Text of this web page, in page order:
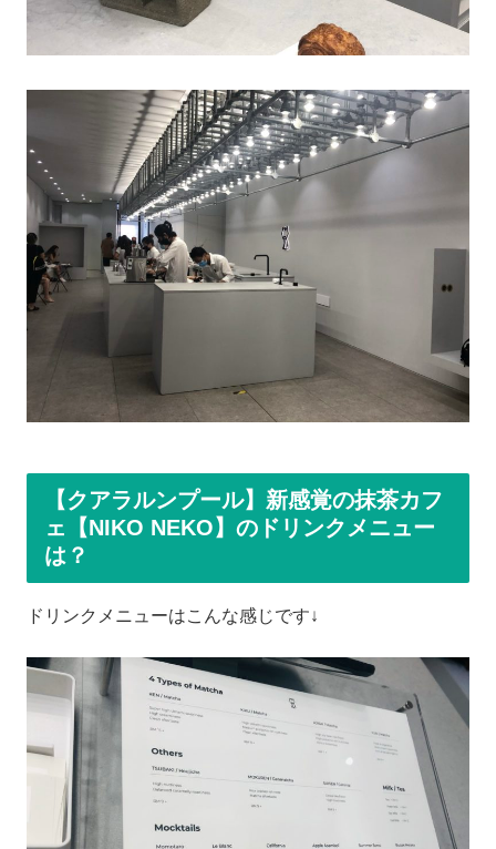
【クアラルンプール】新感覚の抹茶カフ
ェ【NIKO NEKO】のドリンクメニュー
は？
ドリンクメニューはこんな感じです↓